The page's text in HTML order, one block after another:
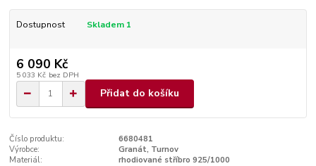
Dostupnost Skladem 1
6 090 Kč
5 033 Kč bez DPH
Přidat do košíku
Číslo produktu:
6680481
Výrobce:
Granát, Turnov
Materiál:
rhodiované stříbro 925/1000